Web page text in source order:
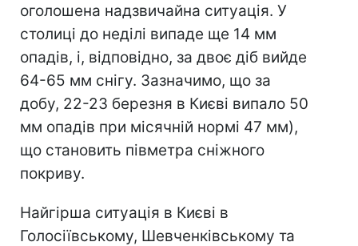
оголошена надзвичайна ситуація. У
столиці до неділі випаде ще 14 мм
опадів, і, відповідно, за двоє діб вийде
64-65 мм снігу. Зазначимо, що за
добу, 22-23 березня в Києві випало 50
мм опадів при місячній нормі 47 мм),
що становить півметра сніжного
покриву.
Найгірша ситуація в Києві в
Голосіївському, Шевченківському та